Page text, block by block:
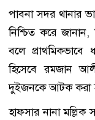
পাবনা সদর থানার
নিশ্চিত করে
বলে
হিসেবে রমজান
দুইজনকে আটক করা
হাফসার নানা মল্লিক